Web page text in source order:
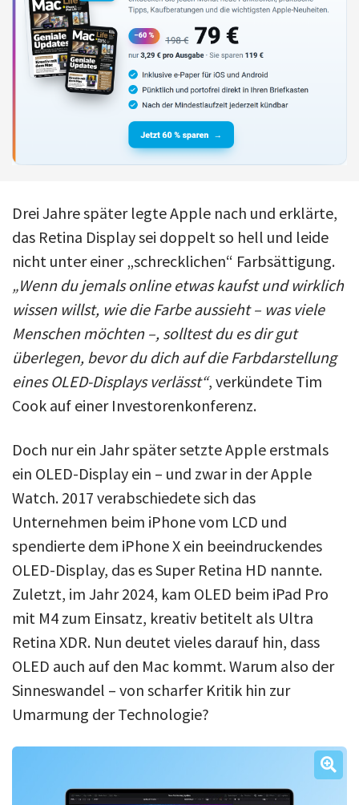
Drei Jahre später legte Apple nach und erklärte,
das Retina Display sei doppelt so hell und leide
nicht unter einer „schrecklichen“ Farbsättigung.
„Wenn du jemals online etwas kaufst und wirklich
wissen willst, wie die Farbe aussieht – was viele
Menschen möchten –, solltest du es dir gut
überlegen, bevor du dich auf die Farbdarstellung
eines OLED-Displays verlässt“, verkündete Tim
Cook auf einer Investorenkonferenz.
Doch nur ein Jahr später setzte Apple erstmals
ein OLED-Display ein – und zwar in der Apple
Watch. 2017 verabschiedete sich das
Unternehmen beim iPhone vom LCD und
spendierte dem iPhone X ein beeindruckendes
OLED-Display, das es Super Retina HD nannte.
Zuletzt, im Jahr 2024, kam OLED beim iPad Pro
mit M4 zum Einsatz, kreativ betitelt als Ultra
Retina XDR. Nun deutet vieles darauf hin, dass
OLED auch auf den Mac kommt. Warum also der
Sinneswandel – von scharfer Kritik hin zur
Umarmung der Technologie?